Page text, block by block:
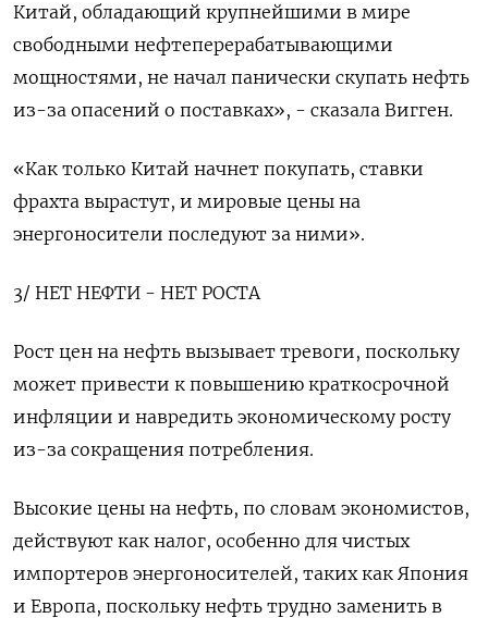
Китай, обладающий крупнейшими в мире
свободными нефтеперерабатывающими
мощностями, не начал панически скупать нефть
из-за опасений о поставках», - сказала Вигген.
«Как только Китай начнет покупать, ставки
фрахта вырастут, и мировые цены на
энергоносители последуют за ними».
3/ НЕТ НЕФТИ - НЕТ РОСТА
Рост цен на нефть вызывает тревоги, поскольку
может привести к повышению краткосрочной
инфляции и навредить экономическому росту
из-за сокращения потребления.
Высокие цены на нефть, по словам экономистов,
действуют как налог, особенно для чистых
импортеров энергоносителей, таких как Япония
и Европа, поскольку нефть трудно заменить в